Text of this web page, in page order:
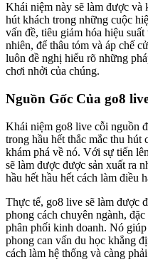
Khái niệm này sẽ làm được và
hút khách trong những cuộc
vấn đề, tiêu giảm hóa hiệu
nhiên, để thâu tóm và áp chế
luôn đề nghị hiểu rõ những
chơi nhởi của chúng.
Nguồn Gốc Của go8
Khái niệm go8 live cỗi nguồn
trong hầu hết thắc mắc thu hút
khám phá về nó. Với sự tiến
sẽ làm được được sản xuất ra
hầu hết hầu hết cách làm điều
Thực tế, go8 live sẽ làm được
phong cách chuyên ngành,
phân phối kinh doanh. Nó
phong can vấn du học khẳng
cách làm hệ thống và càng